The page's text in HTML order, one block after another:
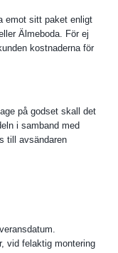
emot sitt paket enligt
Älmeboda. För ej
kostnaderna för
på godset skall det
i samband med
till avsändaren
vid felaktig montering